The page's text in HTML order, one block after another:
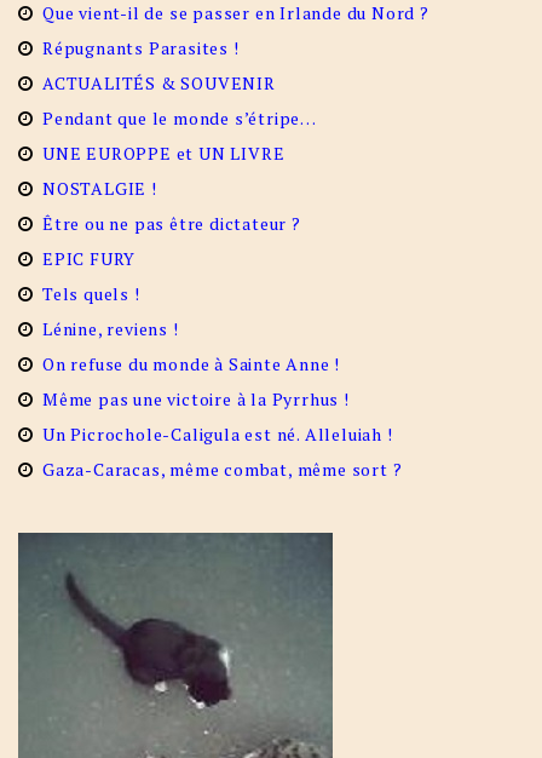
Que vient-il de se passer en Irlande du Nord ?
Répugnants Parasites !
ACTUALITÉS & SOUVENIR
Pendant que le monde s’étripe…
UNE EUROPPE et UN LIVRE
NOSTALGIE !
Être ou ne pas être dictateur ?
EPIC FURY
Tels quels !
Lénine, reviens !
On refuse du monde à Sainte Anne !
Même pas une victoire à la Pyrrhus !
Un Picrochole-Caligula est né. Alleluiah !
Gaza-Caracas, même combat, même sort ?